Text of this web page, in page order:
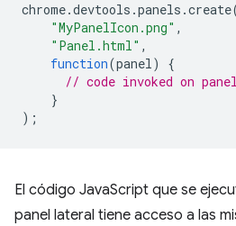
chrome.devtools .panels .create
"MyPanelIcon.png" ,
"Panel.html" ,
function(panel)
{
// code invoked on
}
);
El código JavaScript que se
panel lateral tiene acceso a las